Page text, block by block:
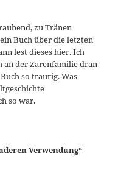
zu Tränen
Buch über die letzten
lest dieses hier. Ich
an der Zarenfamilie dran
so traurig. Was
so war.
Verwendung“